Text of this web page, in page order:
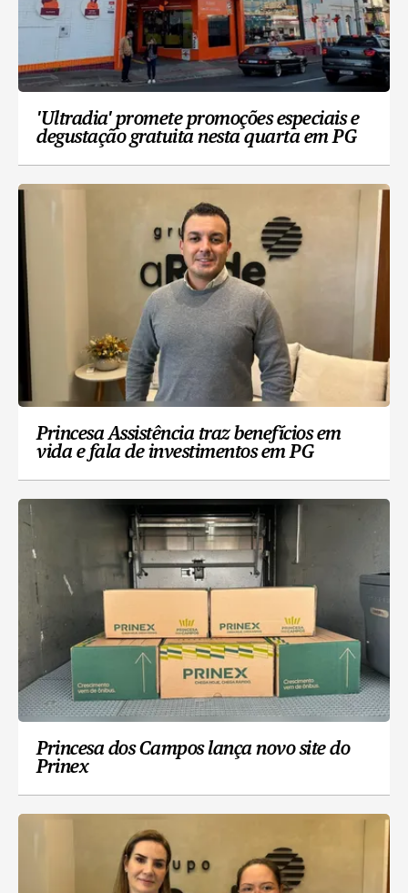
'Ultradia' promete promoções especiais e
degustação gratuita nesta quarta em PG
Princesa Assistência traz benefícios em
vida e fala de investimentos em PG
Princesa dos Campos lança novo site do
Prinex